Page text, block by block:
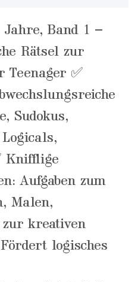
Jahre, Band 1 –
Rätsel zur
Teenager ✅
Sudokus,
Knifflige
Aufgaben zum
Malen,
kreativen
logisches